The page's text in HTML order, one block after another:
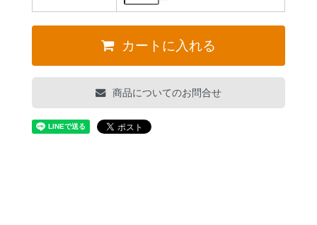
カートに入れる
商品についてのお問合せ